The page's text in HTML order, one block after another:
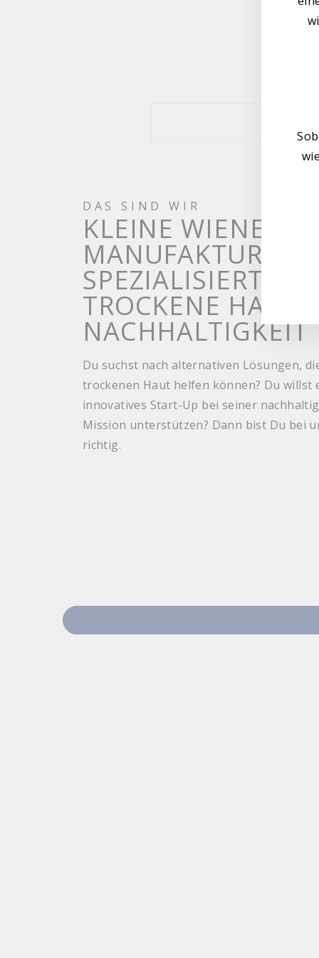
DAS SIND WIR
KLEINE WIENER
MANUFAKTUR,
SPEZIALISIERT
TROCKENE HAUT
NACHHALTIGKEIT
Du suchst nach alternativen Lösungen,
trockenen Haut helfen können? Du willst
innovatives Start-Up bei seiner
Mission unterstützen? Dann bist Du bei
richtig.